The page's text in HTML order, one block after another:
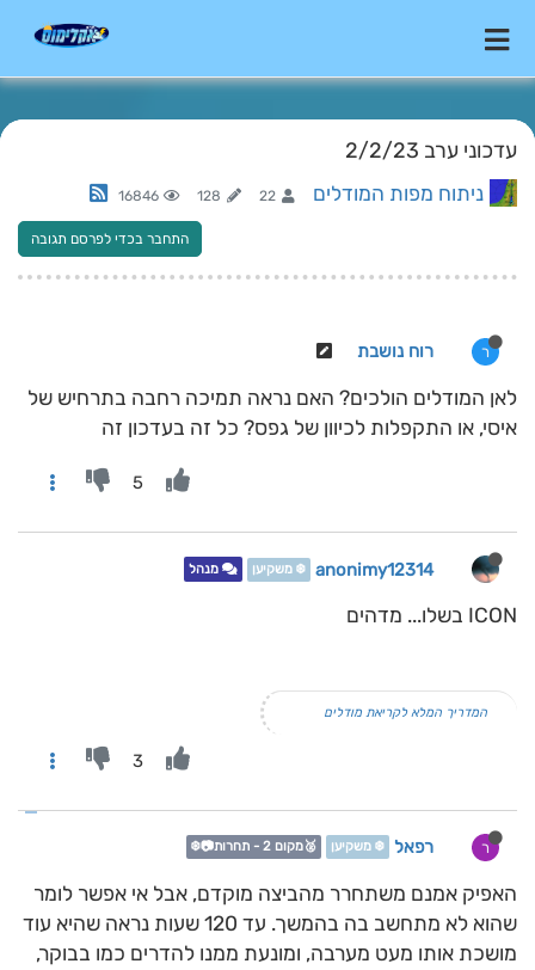
עדכוני ערב 2/2/23
ניתוח מפות המודלים 22
128
16846
התחבר בכדי לפרסם תגובה
ר רוח נושבת
לאן המודלים הולכים? האם נראה תמיכה רחבה בתרחיש של
איסי, או התקפלות לכיוון של גפס? כל זה בעדכון זה
5
anonimy12314 ❄️ משקיען מנהל
ICON בשלו... מדהים
המדריך המלא לקריאת מודלים
3
ר רפאל ❄️ משקיען 🥈מקום 2 - תחרות📷❄️
האפיק אמנם משתחרר מהביצה מוקדם, אבל אי אפשר לומר
שהוא לא מתחשב בה בהמשך. עד 120 שעות נראה שהיא עוד
מושכת אותו מעט מערבה, ומונעת ממנו להדרים כמו בבוקר,